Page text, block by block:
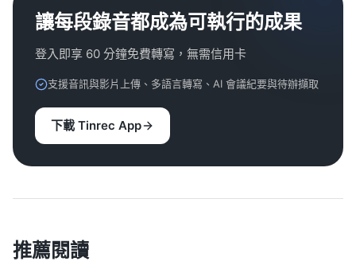
讓每段錄音都成為可執行的成果
登入即享 60 分鐘免費轉寫，無需信用卡
支援音訊與影片上傳、多語言轉寫、AI 會議紀要與待辦擷取
下載 Tinrec App
推薦閱讀